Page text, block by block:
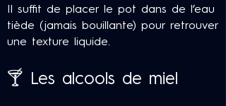
Il suffit de placer le pot dans de l’eau
tiède (jamais bouillante) pour retrouver
une texture liquide.
🍸 Les alcools de miel